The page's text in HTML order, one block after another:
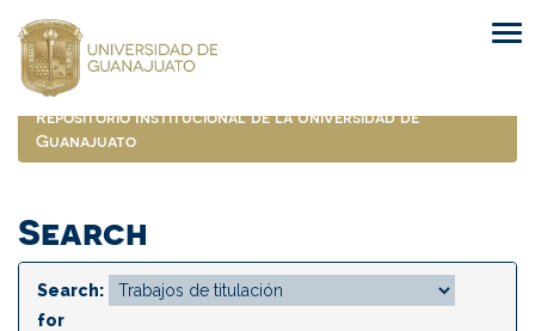
navigation
Repositorio Institucional de la Universidad de
Guanajuato
Search
Search:
for